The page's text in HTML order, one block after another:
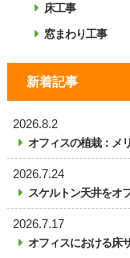
床工事
窓まわり工事
新着記事
2026.8.2
オフィスの植栽：メ
2026.7.24
スケルトン天井をオ
2026.7.17
オフィスにおける床